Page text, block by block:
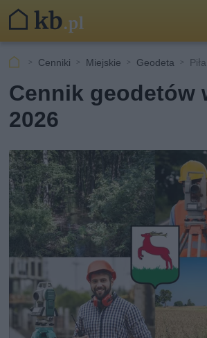
Cenniki Miejskie Geodeta Piła
Cennik geodetów
2026